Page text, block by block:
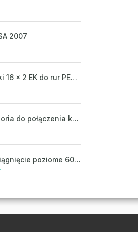
2007
Złączki 16 x 2 EK do rur PEX-AL-PEX
Akcesoria do połączenia koncentrycznego PR43 - ATTACK
Przeciągnięcie poziome 60/100 mm